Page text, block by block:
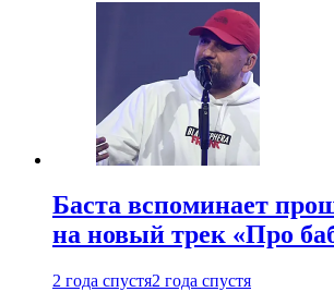
Баста вспоминает
на новый трек «Про
2 года спустя2 года спустя